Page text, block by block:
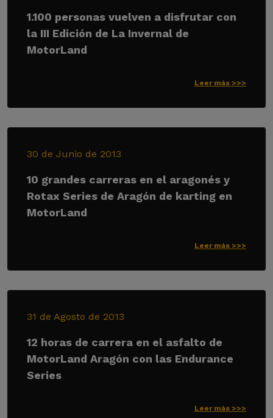
1.100 personas vuelven a disfrutar con
la III Edición de La Invernal de
MotorLand
Leer más >>>
30 de Junio de 2013
10 grandes carreras en el aragonés y
Rotax Series de Aragón de karting en
MotorLand
Leer más >>>
31 de Agosto de 2013
12 horas de carrera en el asfalto de
MotorLand Aragón con las Endurance
Series
Leer más >>>